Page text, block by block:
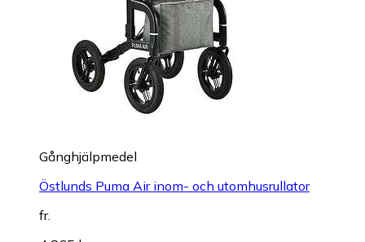
Gånghjälpmedel
Östlunds Puma Air inom- och utomhusrullator
fr.